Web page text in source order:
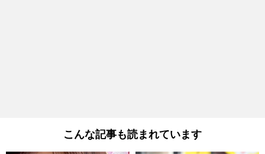
こんな記事も読まれています